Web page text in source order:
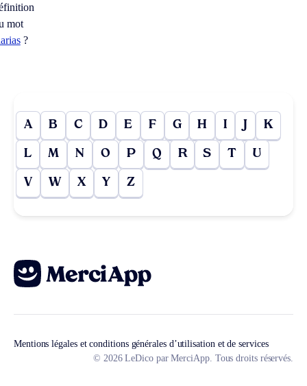
mot
?
A B C D E F G H I J K
L M N O P Q R S T U
V W X Y Z
Mentions légales et conditions générales d’utilisation et de services
© 2026 LeDico par MerciApp. Tous droits réservés.